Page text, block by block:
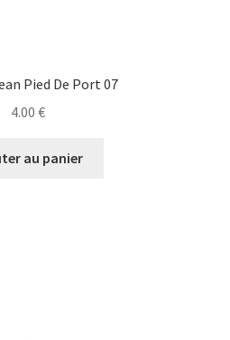
Pied De Port 07
4.00 €
au panier